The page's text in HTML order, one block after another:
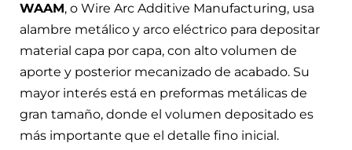
WAAM, o Wire Arc Additive Manufacturing, usa
alambre metálico y arco eléctrico para depositar
material capa por capa, con alto volumen de
aporte y posterior mecanizado de acabado. Su
mayor interés está en preformas metálicas de
gran tamaño, donde el volumen depositado es
más importante que el detalle fino inicial.